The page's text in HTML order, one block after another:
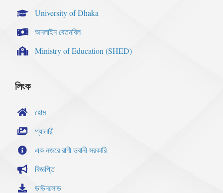
University of Dhaka
অনলাইন বেতনবিল
Ministry of Education (SHED)
লিংক
হোম
গ্যালারী
এক নজরে রাণী ভবানী সরকারি
বিজ্ঞপ্তি
ডাউনলোড